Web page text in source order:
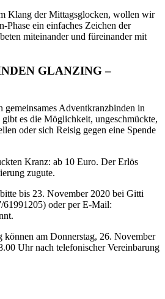
Klang der Mittagsglocken, wollen wir
Phase ein einfaches Zeichen der
miteinander und füreinander mit
GLANZING –
gemeinsames Adventkranzbinden in
es die Möglichkeit, ungeschmückte,
oder sich Reisig gegen eine Spende
Kranz: ab 10 Euro. Der Erlös
zugute.
bis 23. November 2020 bei Gitti
oder per E-Mail:
können am Donnerstag, 26. November
Uhr nach telefonischer Vereinbarung